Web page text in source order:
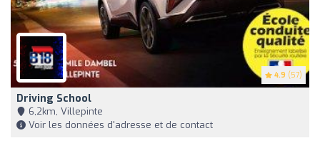
4.9 (57)
Driving School
6,2km, Villepinte
Voir les données d'adresse et de contact